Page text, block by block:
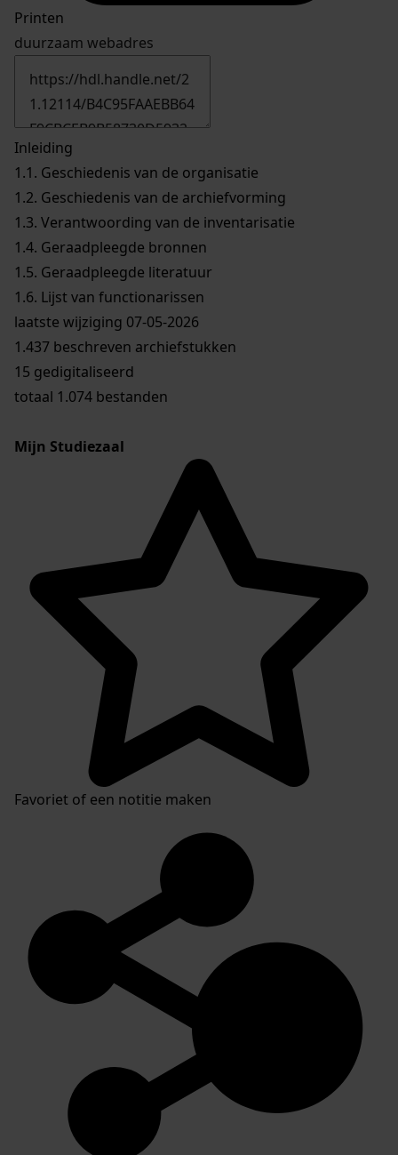
Printen
duurzaam webadres
Inleiding
1.1. Geschiedenis van de organisatie
1.2. Geschiedenis van de archiefvorming
1.3. Verantwoording van de inventarisatie
1.4. Geraadpleegde bronnen
1.5. Geraadpleegde literatuur
1.6. Lijst van functionarissen
laatste wijziging 07-05-2026
1.437 beschreven archiefstukken
15 gedigitaliseerd
totaal 1.074 bestanden
Mijn Studiezaal
Favoriet of een notitie maken